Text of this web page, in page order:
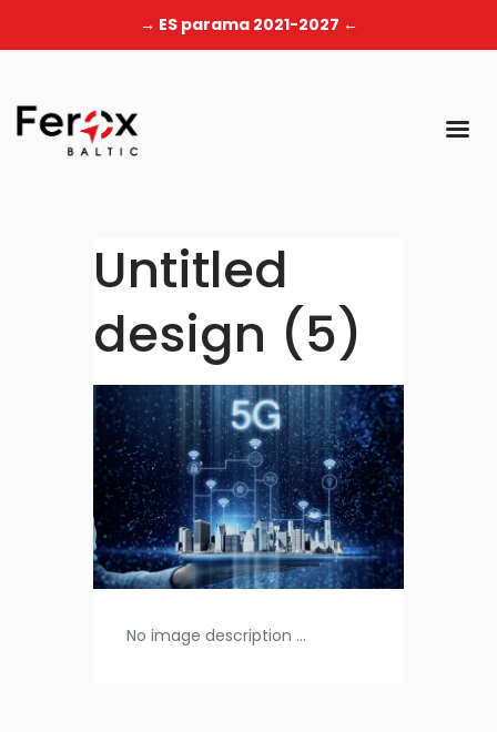
→ ES parama 2021-2027 ←
Untitled
design (5)
No image description ...